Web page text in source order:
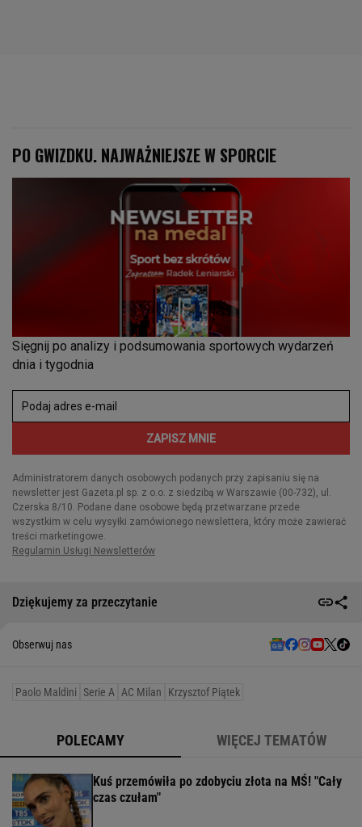
Dziękujemy za przeczytanie
Obserwuj nas
Paolo Maldini Serie A AC Milan Krzysztof Piątek
POLECAMY WIĘCEJ TEMATÓW
Kuś przemówiła po zdobyciu złota na MŚ! "Cały
czas czułam"